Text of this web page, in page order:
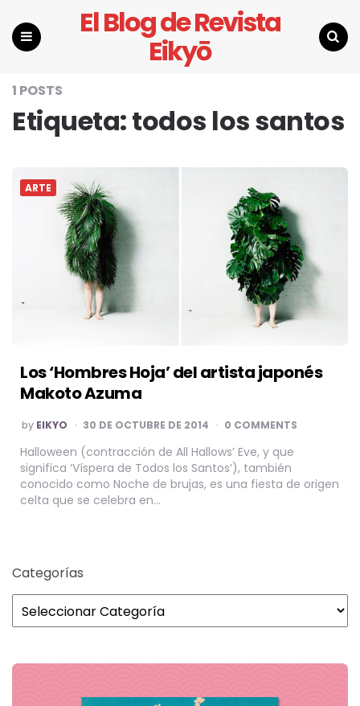
El Blog de Revista
Eikyō
1 POSTS
Etiqueta:todos los santos
ARTE
Los ‘Hombres Hoja’ del artista japonés
Makoto Azuma
POSTED
BY
by EIKYO 30 DE OCTUBRE DE 2014 0 COMMENTS
Halloween (contracción de All Hallows’ Eve, y que
significa ‘Víspera de Todos los Santos’), también
conocido como Noche de brujas, es una fiesta de origen
celta que se celebra en…
Categorías